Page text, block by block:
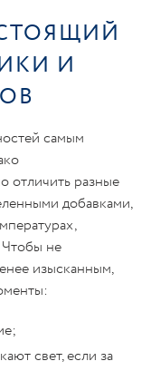
И
самым
отличить разные
добавками,
Чтобы не
изысканным,
свет, если за